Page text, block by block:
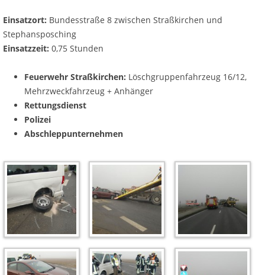
Einsatzort: Bundesstraße 8 zwischen Straßkirchen und
Stephansposching
Einsatzzeit: 0,75 Stunden
Feuerwehr Straßkirchen: Löschgruppenfahrzeug 16/12,
Mehrzweckfahrzeug + Anhänger
Rettungsdienst
Polizei
Abschleppunternehmen